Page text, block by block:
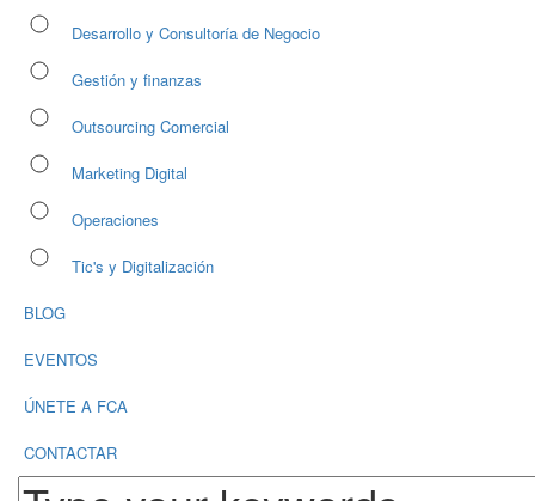
Desarrollo y Consultoría de Negocio
Gestión y finanzas
Outsourcing Comercial
Marketing Digital
Operaciones
Tic's y Digitalización
BLOG
EVENTOS
ÚNETE A FCA
CONTACTAR